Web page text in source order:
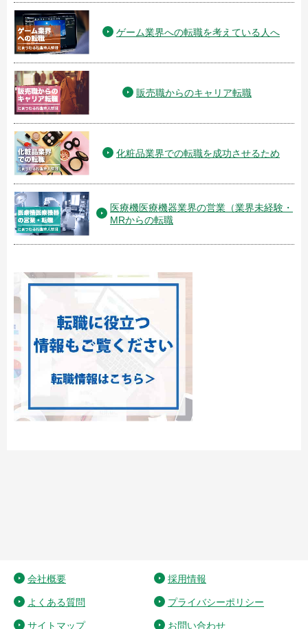
ゲーム業界への転職を考えている人へ
販売職からのキャリア転職
化粧品業界での転職を成功させるため
医療機医療機器業界の営業（業界未経験・
MRからの転職
会社概要 採用情報
よくある質問 プライバシーポリシー
サイトマップ お問い合わせ